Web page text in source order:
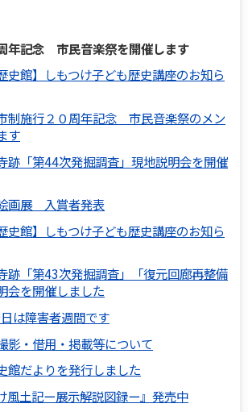
年記念 市民音楽祭を開催します
史館】しもつけ子ども歴史講座のお知ら
制施行２０周年記念 市民音楽祭のメン
す
跡「第44次発掘調査」現地説明会を開催
画展 入賞者発表
史館】しもつけ子ども歴史講座のお知ら
跡「第43次発掘調査」「復元回廊再整備
会を開催しました
は障害者週間です
影・借用・掲載等について
館だよりを発行しました
風土記ー展示解説図録ー』発売中